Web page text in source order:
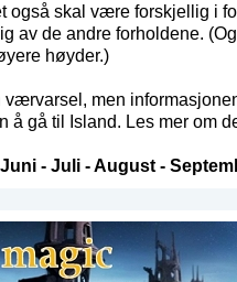
også skal være forskjellig i
av de andre forholdene.
høyder.)
men
å gå til Island. Les mer om
Juni- Juli-August-